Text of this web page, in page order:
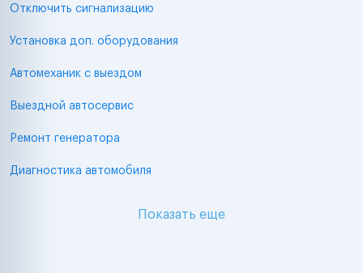
Отключить сигнализацию
Установка доп. оборудования
Автомеханик с выездом
Выездной автосервис
Ремонт генератора
Диагностика автомобиля
Показать еще